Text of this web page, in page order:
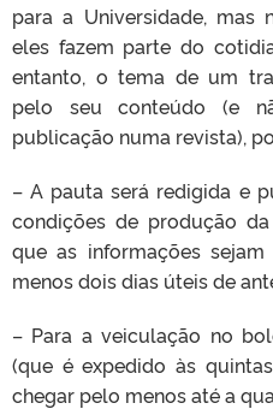
para a Universidade, mas
eles fazem parte do
entanto, o tema de um
pelo seu conteúdo (e
publicação numa revista),
– A pauta será redigida e
condições de produção
que as informaçõessejam
menos dois dias úteis de
– Para a veiculação no
(que é expedido às
chegar pelo menos até a